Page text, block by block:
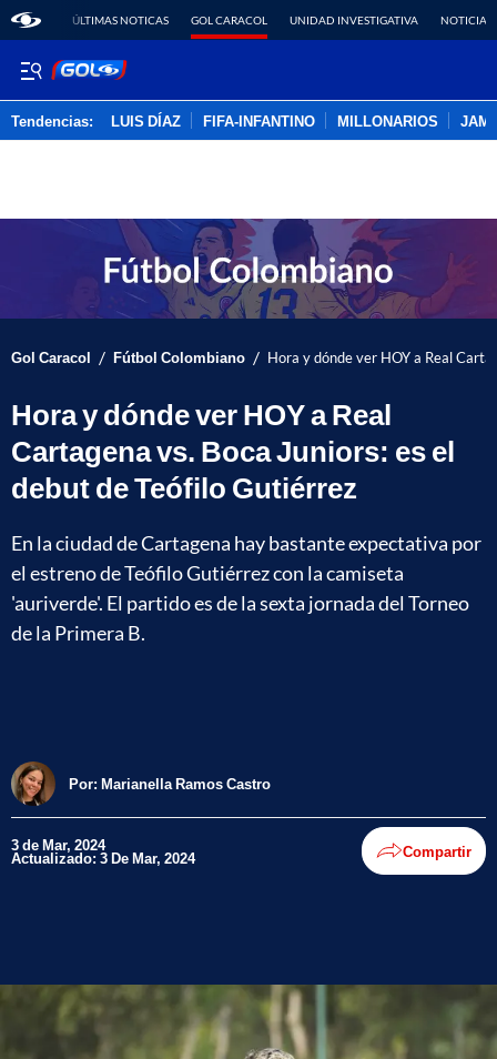
ÚLTIMAS NOTICAS GOL CARACOL UNIDAD INVESTIGATIVA NOTICIAS
Tendencias: LUIS DÍAZ FIFA-INFANTINO MILLONARIOS
Gol Caracol / Fútbol Colombiano / Hora y dónde ver HOY a Real
Hora y dónde ver HOY a Real
Cartagena vs. Boca Juniors: es el
debut de Teófilo Gutiérrez
En la ciudad de Cartagena hay bastante expectativa por
el estreno de Teófilo Gutiérrez con la camiseta
'auriverde'. El partido es de la sexta jornada del Torneo
de la Primera B.
Por: Marianella Ramos Castro
3 de Mar, 2024
Actualizado: 3 De Mar, 2024 Compartir